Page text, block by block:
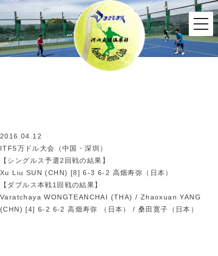
2016.04.12
ITF5万ドル大会（中国・深圳）
【シングルス予選2回戦の結果】
Xu Liu SUN (CHN) [8] 6-3 6-2 高畑寿弥（日本）
【ダブルス本戦1回戦の結果】
Varatchaya WONGTEANCHAI (THA) / Zhaoxuan YANG
(CHN) [4] 6-2 6-2 高畑寿弥 （日本） / 桑田寛子（日本）